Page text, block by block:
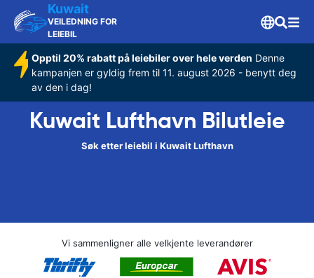
Kuwait
VEILEDNING FOR
LEIEBIL
Opptil 20% rabatt på leiebiler over hele verden Denne
kampanjen er gyldig frem til 11. august 2026 - benytt deg
av den i dag!
Kuwait Lufthavn Bilutleie
Søk etter leiebil i Kuwait Lufthavn
Vi sammenligner alle velkjente leverandører